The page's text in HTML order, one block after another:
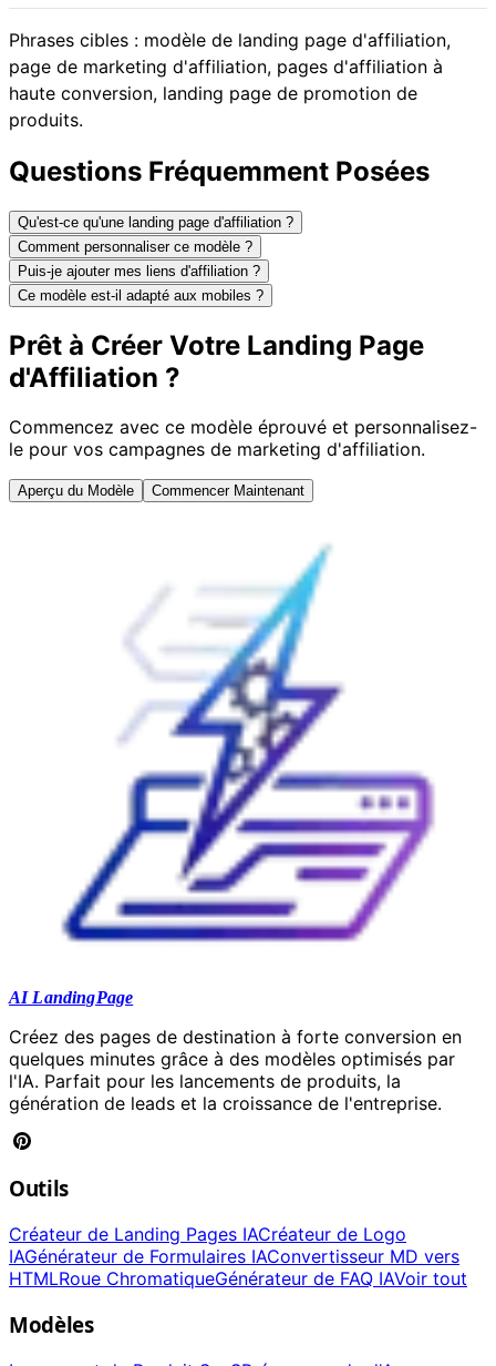
Phrases cibles : modèle de landing page d'affiliation,
page de marketing d'affiliation, pages d'affiliation à
haute conversion, landing page de promotion de
produits.
Questions Fréquemment Posées
Qu'est-ce qu'une landing page d'affiliation ?
Comment personnaliser ce modèle ?
Puis-je ajouter mes liens d'affiliation ?
Ce modèle est-il adapté aux mobiles ?
Prêt à Créer Votre Landing Page
d'Affiliation ?
Commencez avec ce modèle éprouvé et personnalisez-
le pour vos campagnes de marketing d'affiliation.
Aperçu du Modèle Commencer Maintenant
AI LandingPage
Créez des pages de destination à forte conversion en
quelques minutes grâce à des modèles optimisés par
l'IA. Parfait pour les lancements de produits, la
génération de leads et la croissance de l'entreprise.
Outils
Créateur de Landing Pages IACréateur de Logo
IAGénérateur de Formulaires IAConvertisseur MD vers
HTMLRoue ChromatiqueGénérateur de FAQ IAVoir tout
Modèles